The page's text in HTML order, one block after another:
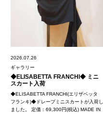
2026.07.26
ギャラリー
◆ELISABETTA FRANCHI◆ ミニ
スカート入荷
◆ELISABETTA FRANCHI(エリザベッタ
フランキ)◆ドレープミニスカートが入荷し
ました。 定価：69,300円(税込) MADE IN